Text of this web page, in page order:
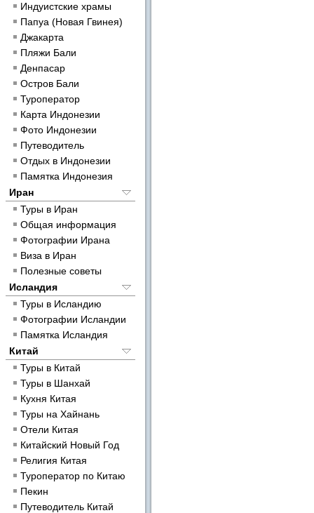
Индуистские храмы
Папуа (Новая Гвинея)
Джакарта
Пляжи Бали
Денпасар
Остров Бали
Туроператор
Карта Индонезии
Фото Индонезии
Путеводитель
Отдых в Индонезии
Памятка Индонезия
Иран
Туры в Иран
Общая информация
Фотографии Ирана
Виза в Иран
Полезные советы
Исландия
Туры в Исландию
Фотографии Исландии
Памятка Исландия
Китай
Туры в Китай
Туры в Шанхай
Кухня Китая
Туры на Хайнань
Отели Китая
Китайский Новый Год
Религия Китая
Туроператор по Китаю
Пекин
Путеводитель Китай